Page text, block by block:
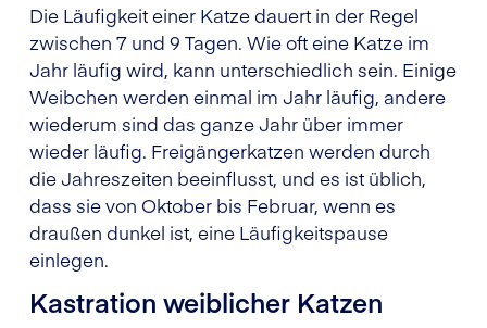
Die Läufigkeit einer Katze dauert in der Regel
zwischen 7 und 9 Tagen. Wie oft eine Katze im
Jahr läufig wird, kann unterschiedlich sein. Einige
Weibchen werden einmal im Jahr läufig, andere
wiederum sind das ganze Jahr über immer
wieder läufig. Freigängerkatzen werden durch
die Jahreszeiten beeinflusst, und es ist üblich,
dass sie von Oktober bis Februar, wenn es
draußen dunkel ist, eine Läufigkeitspause
einlegen.
Kastration weiblicher Katzen